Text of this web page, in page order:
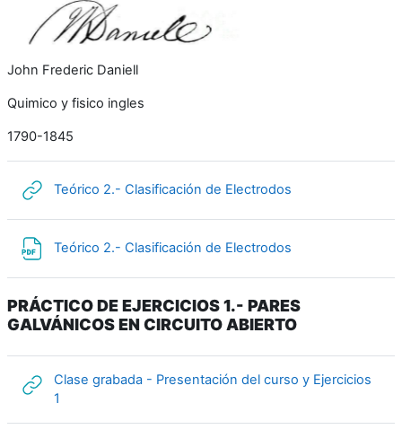
John Frederic Daniell
Quimico y fisico ingles
1790-1845
Teórico 2.- Clasificación de Electrodos
Teórico 2.- Clasificación de Electrodos
PRÁCTICO DE EJERCICIOS 1.- PARES
GALVÁNICOS EN CIRCUITO ABIERTO
Clase grabada - Presentación del curso y Ejercicios
1